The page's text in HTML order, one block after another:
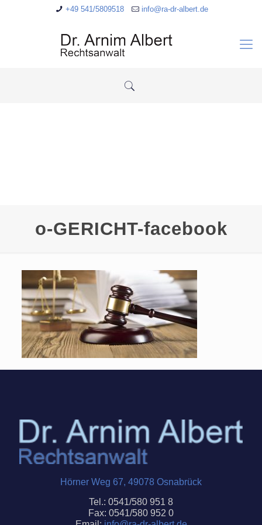
+49 541/5809518 info@ra-dr-albert.de
o-GERICHT-facebook
Hörner Weg 67, 49078 Osnabrück
Tel.: 0541/580 951 8
Fax: 0541/580 952 0